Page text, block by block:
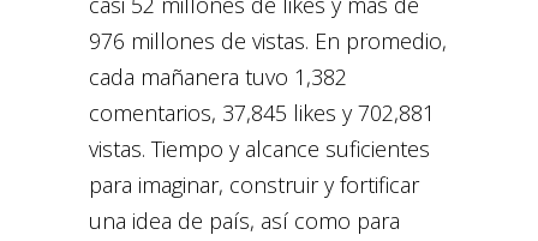
976 millones de vistas. En promedio,
cada mañanera tuvo 1,382
comentarios, 37,845 likes y 702,881
vistas. Tiempo y alcance suficientes
para imaginar, construir y fortificar
una idea de país, así como para